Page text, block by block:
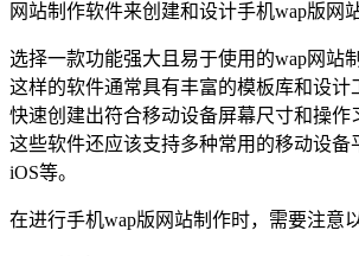
网站制作软件来创建和设计手机wap版网站
选择一款功能强大且易于使用的wap网站
这样的软件通常具有丰富的模板库和设计
快速创建出符合移动设备屏幕尺寸和操作
这些软件还应该支持多种常用的移动设备
iOS等。
在进行手机wap版网站制作时，需要注意